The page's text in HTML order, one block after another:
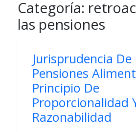
Categoría:
las pensiones
Jurisprudencia De
Pensiones
Principio De
Proporcionalidad
Razonabilidad